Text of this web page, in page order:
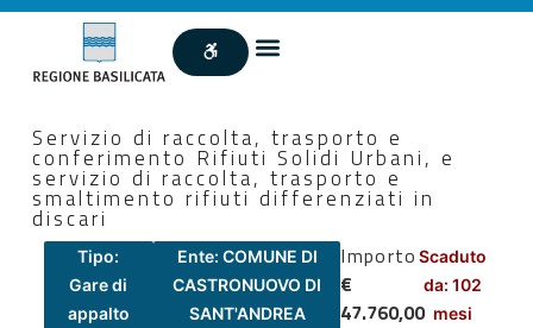
Servizio di raccolta, trasporto e
conferimento Rifiuti Solidi Urbani, e
servizio di raccolta, trasporto e
smaltimento rifiuti differenziati in
discari
Tipo:
Gare di
appalto
Ente: COMUNE DI
CASTRONUOVO DI
SANT'ANDREA
Importo
€
47.760,00
Scaduto
da: 102
mesi